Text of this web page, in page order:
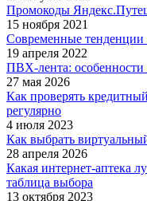
Промокоды
15 ноября 2021
Современные тенденции
19 апреля 2022
ПВХ-лента: особенности
27 мая 2026
Как проверять
регулярно
4 июля 2023
Как выбрать
28 апреля 2026
Какая интернет‑аптека
таблица выбора
13 октября 2023